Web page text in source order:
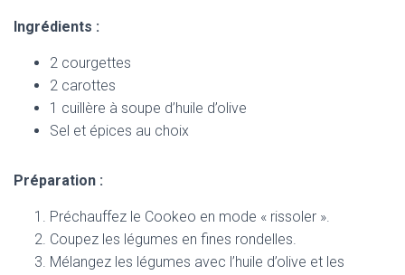
Ingrédients :
2 courgettes
2 carottes
1 cuillère à soupe d’huile d’olive
Sel et épices au choix
Préparation :
Préchauffez le Cookeo en mode « rissoler ».
Coupez les légumes en fines rondelles.
Mélangez les légumes avec l’huile d’olive et les